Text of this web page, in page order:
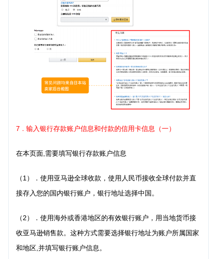
7 ． 输入银行存款账户信息和付款的信用卡信息（一）
在本页面,需要填写银行存款账户信息
（1）．使用亚马逊全球收款，使用人民币接收全球付款并直
接存入您的国内银行账户，银行地址选择中国。
（2）．使用海外或香港地区的有效银行账户，用当地货币接
收亚马逊销售款。这种方式需要选择银行地址为账户所属国家
和地区,并填写银行账户信息。